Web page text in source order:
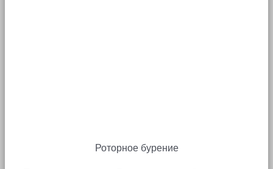
Роторное бурение